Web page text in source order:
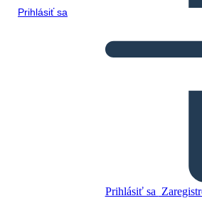
Prihlásiť sa
Prihlásiť sa